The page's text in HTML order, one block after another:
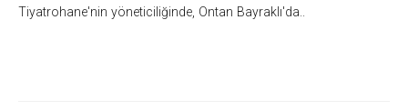
Tiyatrohane'nin yöneticiliğinde, Ontan Bayraklı'da..